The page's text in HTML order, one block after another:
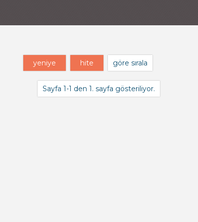
yeniye hite göre sırala
Sayfa 1-1 den 1. sayfa gösteriliyor.